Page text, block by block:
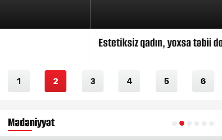
Estetiksiz qadın, yoxsa təbii dondurma?
1 2 3 4 5 6
Mədəniyyət